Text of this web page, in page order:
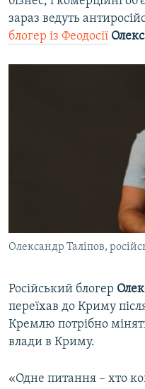
зараз ведуть
блогер із Феодосії
Олександр Таліпов,
Російський блогер
переїхав до Криму
Кремлю потрібно
влади в Криму.
«Одне питання – хто